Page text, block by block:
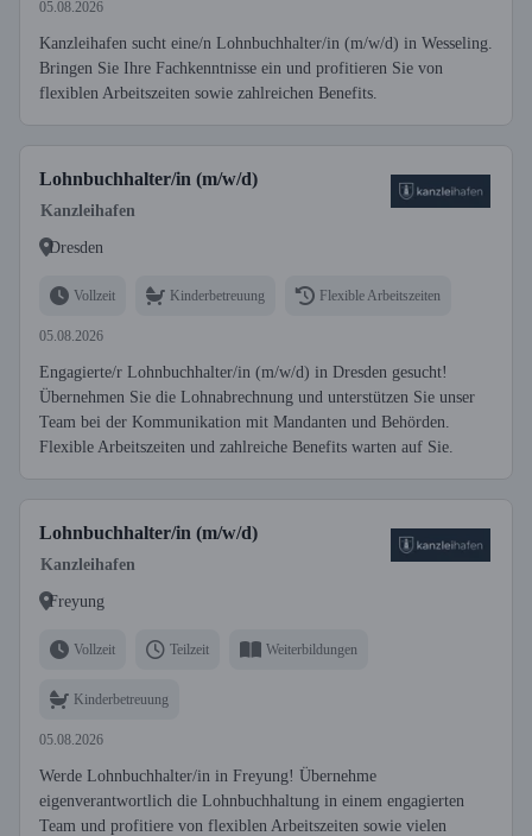
05.08.2026
Kanzleihafen sucht eine/n Lohnbuchhalter/in (m/w/d) in Wesseling.
Bringen Sie Ihre Fachkenntnisse ein und profitieren Sie von
flexiblen Arbeitszeiten sowie zahlreichen Benefits.
Lohnbuchhalter/in (m/w/d)
Kanzleihafen
Dresden
Vollzeit Kinderbetreuung Flexible Arbeitszeiten
05.08.2026
Engagierte/r Lohnbuchhalter/in (m/w/d) in Dresden gesucht!
Übernehmen Sie die Lohnabrechnung und unterstützen Sie unser
Team bei der Kommunikation mit Mandanten und Behörden.
Flexible Arbeitszeiten und zahlreiche Benefits warten auf Sie.
Lohnbuchhalter/in (m/w/d)
Kanzleihafen
Freyung
Vollzeit Teilzeit Weiterbildungen
Kinderbetreuung
05.08.2026
Werde Lohnbuchhalter/in in Freyung! Übernehme
eigenverantwortlich die Lohnbuchhaltung in einem engagierten
Team und profitiere von flexiblen Arbeitszeiten sowie vielen